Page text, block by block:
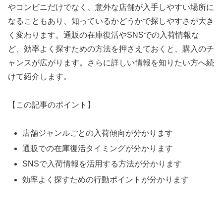
やコンビニだけでなく、意外な店舗が入手しやすい場所に
なることもあり、知っているかどうかで探しやすさが大き
く変わります。通販の在庫復活やSNSでの入荷情報な
ど、効率よく探すための方法を押さえておくと、購入のチ
ャンスが広がります。さらに詳しい情報を知りたい方へ続
けて紹介します。
【この記事のポイント】
店舗ジャンルごとの入荷傾向が分かります
通販での在庫復活タイミングが分かります
SNSで入荷情報を活用する方法が分かります
効率よく探すための行動ポイントが分かります